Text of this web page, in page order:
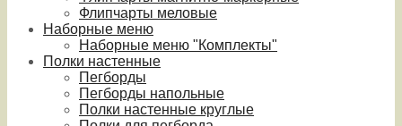
Флипчарты меловые
Наборные меню
Наборные меню "Комплекты"
Полки настенные
Пегборды
Пегборды напольные
Полки настенные круглые